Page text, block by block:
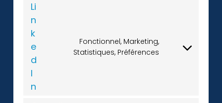
Li
n
k
e
d
I
n
Fonctionnel, Marketing,
Statistiques, Préférences